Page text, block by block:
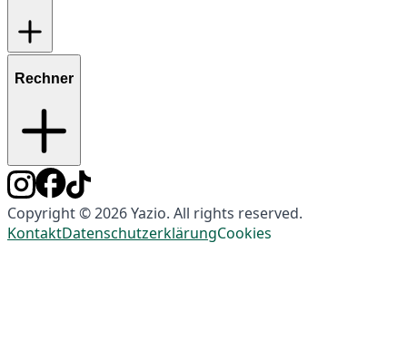
Rechner
Copyright © 2026 Yazio. All rights reserved.
KontaktDatenschutzerklärungCookies